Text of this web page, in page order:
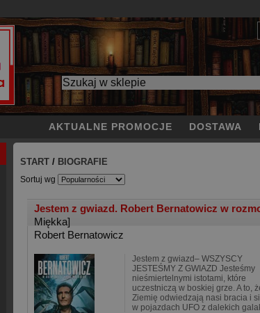
AKTUALNE PROMOCJE DOSTAWA
START / BIOGRAFIE
Sortuj wg
Jestem z gwiazd. Robert Bernatowicz w
Miękka]
Robert Bernatowicz
Jestem z gwiazd– WSZYSCY
JESTEŚMY Z GWIAZD Jesteśmy
nieśmiertelnymi istotami, które
uczestniczą w boskiej grze. A to,
Ziemię odwiedzają nasi bracia i
w pojazdach UFO z dalekich